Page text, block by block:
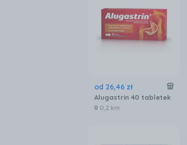
od 26,46 zł
Alugastrin 40 tabletek
0,2 km